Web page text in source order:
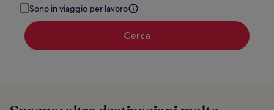
Sono in viaggio per lavoro
Cerca